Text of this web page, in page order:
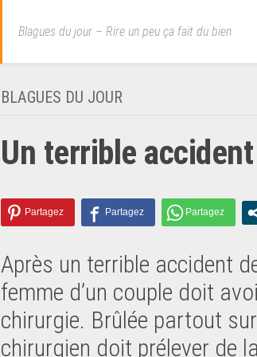
Blagues du jour – Rire un peu ça fait du bien
BLAGUES DU JOUR
Un terrible accident
Après un terrible accident
femme d’un couple doit
chirurgie. Brûlée partout
chirurgien doit prélever de